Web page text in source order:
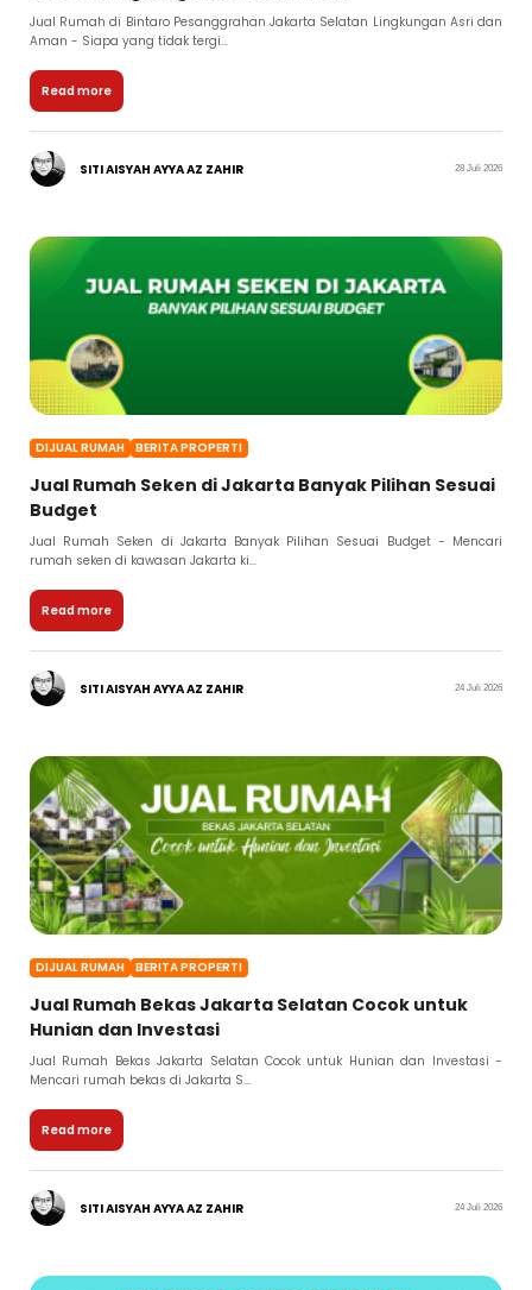
Jual Rumah di Bintaro Pesanggrahan Jakarta Selatan Lingkungan Asri dan
Aman - Siapa yang tidak tergi...
Read more
SITI AISYAH AYYA AZ ZAHIR 28 Juli 2026
DIJUAL RUMAH BERITA PROPERTI
Jual Rumah Seken di Jakarta Banyak Pilihan Sesuai
Budget
Jual Rumah Seken di Jakarta Banyak Pilihan Sesuai Budget - Mencari
rumah seken di kawasan Jakarta ki...
Read more
SITI AISYAH AYYA AZ ZAHIR 24 Juli 2026
DIJUAL RUMAH BERITA PROPERTI
Jual Rumah Bekas Jakarta Selatan Cocok untuk
Hunian dan Investasi
Jual Rumah Bekas Jakarta Selatan Cocok untuk Hunian dan Investasi -
Mencari rumah bekas di Jakarta S...
Read more
SITI AISYAH AYYA AZ ZAHIR 24 Juli 2026